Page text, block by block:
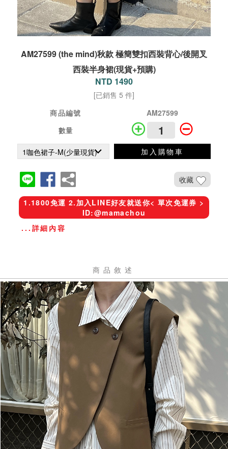
AM27599 (the mind)秋款 極簡雙扣西裝背心/後開叉
西裝半身裙(現貨+預購)
NTD 1490
[已銷售 5 件]
商品編號
AM27599
數量
加入購物車
收藏
1.1800免運 2.加入LINE好友就送你< 單次免運券 >
ID:@mamachou
...詳細內容
商品敘述